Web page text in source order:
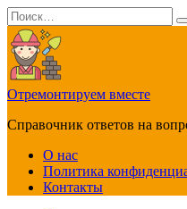
Перейти
к
содержанию
Search
for:
Отремонтируем вместе
Справочник ответов на
О нас
Политика
Контакты